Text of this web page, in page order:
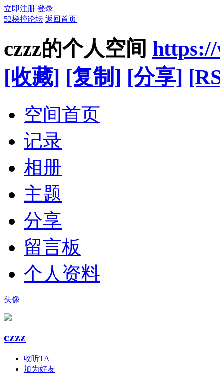
立即注册 登录
52梯控论坛 返回首页
czzz的个人空间 https://
[收藏] [复制] [分享]
空间首页
记录
相册
主题
分享
留言板
个人资料
头像
czzz
收听TA
加为好友